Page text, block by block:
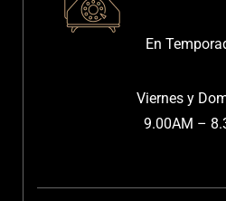
En
Viernes y
9.00AM –